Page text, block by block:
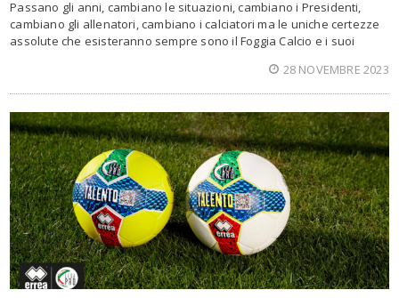
Passano gli anni, cambiano le situazioni, cambiano i Presidenti,
cambiano gli allenatori, cambiano i calciatori ma le uniche certezze
assolute che esisteranno sempre sono il Foggia Calcio e i suoi
28 NOVEMBRE 2023